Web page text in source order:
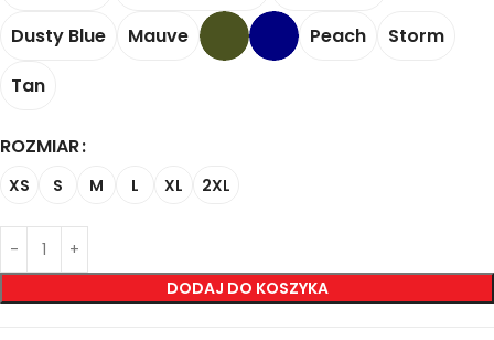
Dusty Blue
Mauve Peach
Storm
Tan
ROZMIAR
XS S M L XL 2XL
DODAJ DO KOSZYKA